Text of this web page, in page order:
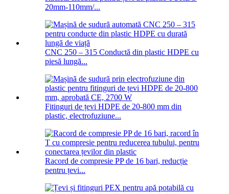
20mm-110mm/...
CNC 250 – 315 Conductă din plastic HDPE cu
piesă lungă...
Fitinguri de țevi HDPE de 20-800 mm din
plastic, electrofuziune...
Racord de compresie PP de 16 bari, reducție
pentru țevi...